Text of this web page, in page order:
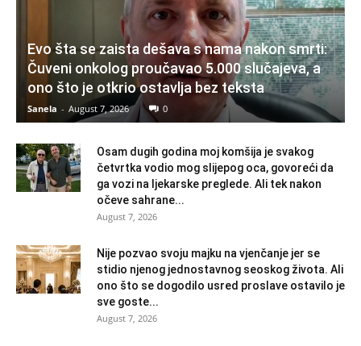
Evo šta se zaista dešava s nama nakon smrti:
Čuveni onkolog proučavao 5.000 slučajeva, a
ono što je otkrio ostavlja bez teksta
Sanela - August 7, 2026 0
Osam dugih godina moj komšija je svakog
četvrtka vodio mog slijepog oca, govoreći da
ga vozi na ljekarske preglede. Ali tek nakon
očeve sahrane...
August 7, 2026
Nije pozvao svoju majku na vjenčanje jer se
stidio njenog jednostavnog seoskog života. Ali
ono što se dogodilo usred proslave ostavilo je
sve goste...
August 7, 2026